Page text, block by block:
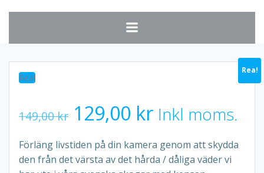
Rea!
149,00kr Det
ursprungliga
129,00 krDet
nuvarande
Inkl moms.
Förläng livstiden på din kamera genom att skydda
den från det värsta av det hårda / dåliga väder vi
Rea!
Rea!